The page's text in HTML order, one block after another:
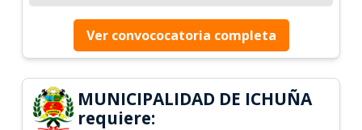
Ver convococatoria completa
MUNICIPALIDAD DE ICHUÑA
requiere: